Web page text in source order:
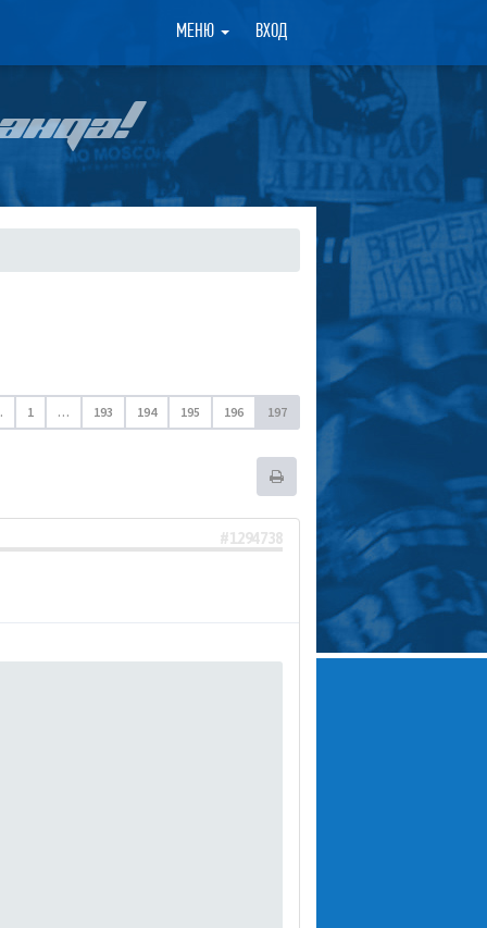
МЕНЮ ВХОД ×
1 … 193 194 195 196 197
#1294738